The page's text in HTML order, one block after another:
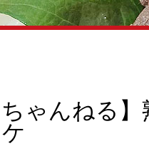
ちゃんねる